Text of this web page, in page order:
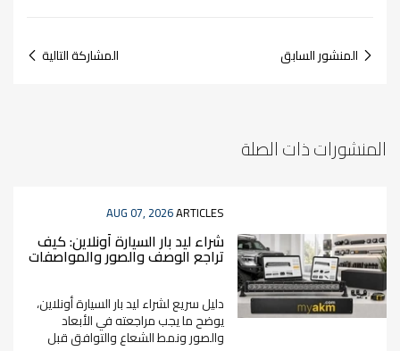
المنشور السابق المشاركة التالية
المنشورات ذات الصلة
AUG 07, 2026ARTICLES
شراء ليد بار السيارة أونلاين: كيف
تراجع الوصف والصور والمواصفات
قبل الطلب؟
دليل سريع لشراء ليد بار السيارة أونلاين،
يوضح ما يجب مراجعته في الأبعاد
والصور ونمط الشعاع والتوافق قبل